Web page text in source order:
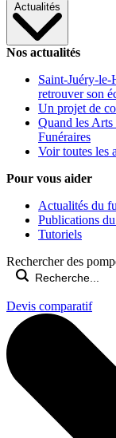
Actualités
Nos actualités
Saint-Juéry-le-
retrouver son
Un projet de
Quand les Arts
Funéraires
Voir toutes les
Pour vous aider
Actualités du
Publications
Tutoriels
Rechercher des
Devis comparatif